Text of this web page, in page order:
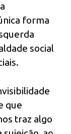
forma
social
que
traz algo